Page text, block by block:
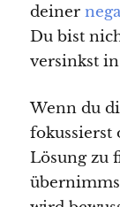
deiner
Du bist
versinkst
Wenn du
fokussierst
Lösung zu